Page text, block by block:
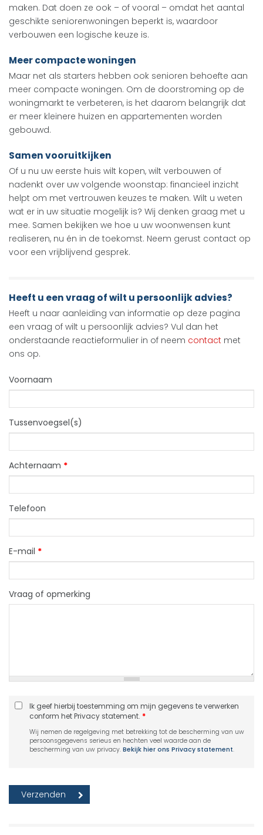
maken. Dat doen ze ook – of vooral – omdat het aantal
geschikte seniorenwoningen beperkt is, waardoor
verbouwen een logische keuze is.
Meer compacte woningen
Maar net als starters hebben ook senioren behoefte aan
meer compacte woningen. Om de doorstroming op de
woningmarkt te verbeteren, is het daarom belangrijk dat
er meer kleinere huizen en appartementen worden
gebouwd.
Samen vooruitkijken
Of u nu uw eerste huis wilt kopen, wilt verbouwen of
nadenkt over uw volgende woonstap: financieel inzicht
helpt om met vertrouwen keuzes te maken. Wilt u weten
wat er in uw situatie mogelijk is? Wij denken graag met u
mee. Samen bekijken we hoe u uw woonwensen kunt
realiseren, nu én in de toekomst. Neem gerust contact op
voor een vrijblijvend gesprek.
Heeft u een vraag of wilt u persoonlijk advies?
Heeft u naar aanleiding van informatie op deze pagina
een vraag of wilt u persoonlijk advies? Vul dan het
onderstaande reactieformulier in of neem contact met
ons op.
Voornaam
Tussenvoegsel(s)
Achternaam *
Telefoon
E-mail *
Vraag of opmerking
Ik geef hierbij toestemming om mijn gegevens te verwerken
conform het Privacy statement. *
Wij nemen de regelgeving met betrekking tot de bescherming van uw
persoonsgegevens serieus en hechten veel waarde aan de
bescherming van uw privacy. Bekijk hier ons Privacy statement.